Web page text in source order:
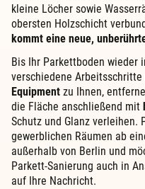
kleine Löcher sowie
obersten Holzschicht
kommt eine neue,
Bis Ihr Parkettboden wieder
verschiedene
Equipment zu Ihnen,
die Fläche anschließend mit
Schutz und Glanz
gewerblichen Räumen ab
außerhalb von Berlin und
Parkett-Sanierung auch in
auf Ihre Nachricht.